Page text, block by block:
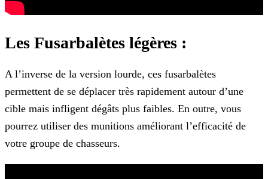
Les Fusarbalètes légères :
A l’inverse de la version lourde, ces fusarbalètes
permettent de se déplacer très rapidement autour d’une
cible mais infligent dégâts plus faibles. En outre, vous
pourrez utiliser des munitions améliorant l’efficacité de
votre groupe de chasseurs.